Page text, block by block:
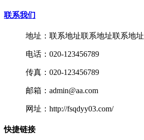
联系我们
地址：联系地址联系地址联系地址
电话：020-123456789
传真：020-123456789
邮箱：admin@aa.com
网址：http://fsqdyy03.com/
快捷链接